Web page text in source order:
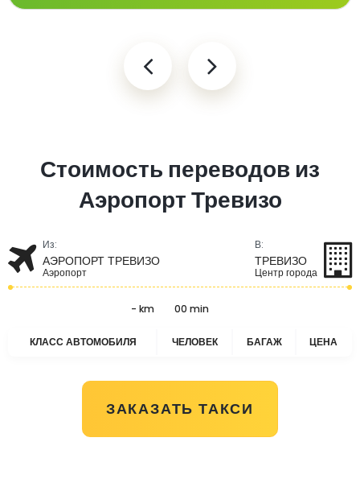
Стоимость переводов из
Аэропорт Тревизо
Из:
АЭРОПОРТ ТРЕВИЗО
Аэропорт
В:
ТРЕВИЗО
Центр города
- km 00 min
КЛАСС АВТОМОБИЛЯ ЧЕЛОВЕК БАГАЖ ЦЕНА
ЗАКАЗАТЬ ТАКСИ